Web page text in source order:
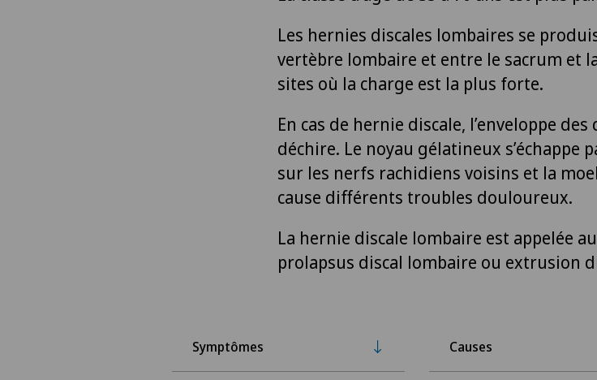
Les hernies discales lombaires se
vertèbre lombaire et entre le sacrum et
sites où la charge est la plus forte.
En cas de hernie discale, l’enveloppe
déchire. Le noyau gélatineux s’échappe
sur les nerfs rachidiens voisins et la
cause différents troubles douloureux.
La hernie discale lombaire est appelée
prolapsus discal lombaire ou extrusion
Symptômes Causes